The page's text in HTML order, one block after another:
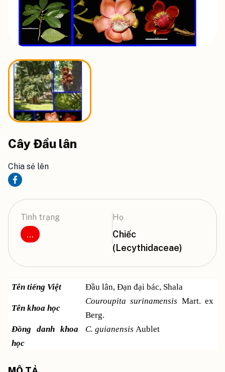
Cây Đầu lân
Chia sẻ lên
Tình trạng
...
Họ
Chiếc
(Lecythidaceae)
Tên tiếng Việt Đầu lân, Đạn đại bác, Shala
Tên khoa học
Couroupita surinamensis Mart. ex
Berg.
Đồng danh khoa
học
C. guianensis Aublet